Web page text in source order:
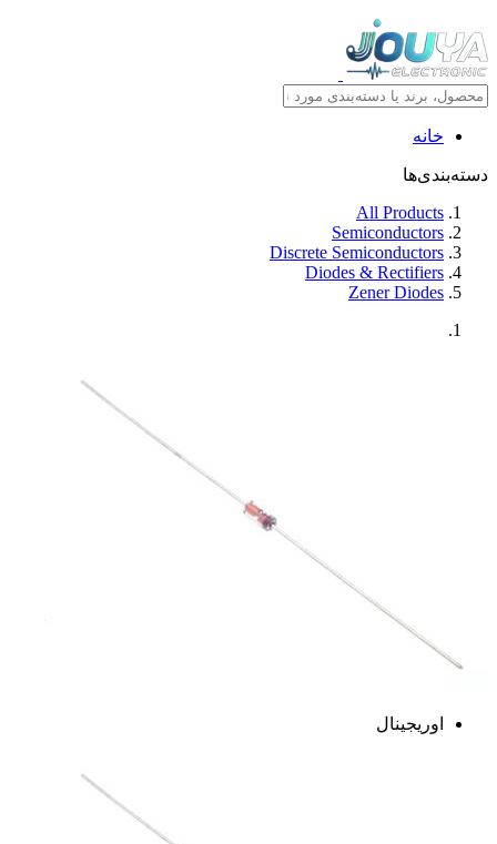
خانه
دسته‌بندی‌ها
All Products
Semiconductors
Discrete Semiconductors
Diodes & Rectifiers
Zener Diodes
اوریجینال